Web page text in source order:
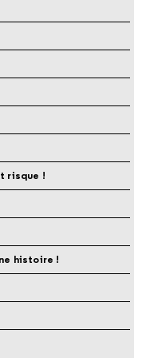
risque !
histoire !